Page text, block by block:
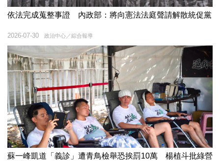
依法完成蒐整事證 內政部：將向憲法法庭聲請解散統促黨
政治中心／綜合報導
2026-07-30
蘇一峰凱道「義診」遭青鳥檢舉恐挨罰10萬 楊植斗批綠營